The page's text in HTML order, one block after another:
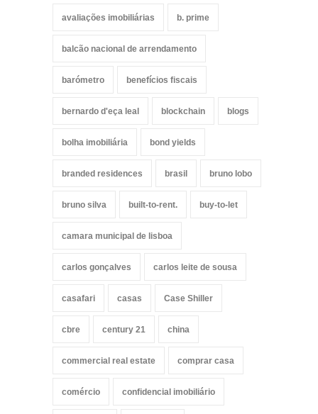
avaliações imobiliárias b. prime
balcão nacional de arrendamento
barómetro benefícios fiscais
bernardo d'eça leal blockchain blogs
bolha imobiliária bond yields
branded residences brasil bruno lobo
bruno silva built-to-rent. buy-to-let
camara municipal de lisboa
carlos gonçalves carlos leite de sousa
casafari casas Case Shiller
cbre century 21 china
commercial real estate comprar casa
comércio confidencial imobiliário